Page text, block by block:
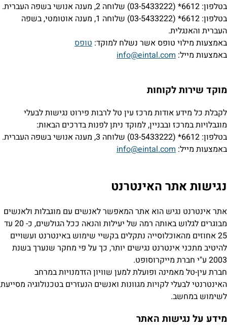
בטלפון: 6612* (03-5433222) שלוחה 2, מענה אנושי בשפה העברית.
בטלפון: 6612* (03-5433222) שלוחה 1, מענה אוטומטי, בשפה
העברית והאנגלית.
באמצעות מילוי טופס אשר נשלח למוקד: טופס
באמצעות מייל: info@eintal.com
מוקד שירות לקוחות
לקבלת כל מידע אודות מרכז עין טל לרבות פירוט נגישות לבעלי
מוגבלויות במרכז ובבניין, למוקד ניתן לפנות בדרכים הבאות:
בטלפון: 6612* (03-5433222) שלוחה 3, מענה אנושי בשפה העברית.
באמצעות מייל: info@eintal.com
נגישות אתר האינטרנט
אתר אינטרנט נגיש הוא אתר המאפשר לאנשים עם מוגבלות ולאנשים
מבוגרים לגלוש באותה רמה של יעילות והנאה ככל הגולשים, כ- 20 עד
25 אחוזים מהאוכלוסייה נתקלים בקשיי שימוש באינטרנט ועשויים
להיטיב מתכני אינטרנט נגישים יותר, כך על פי מחקר שנערך בשנת
2003 ע"י חברת מייקרוסופט.
חברת עין-טל מאמינה ופועלת למען שוויון הזדמנויות במרחב
האינטרנטי לבעלי לקויות מגוונות ואנשים הנעזרים בטכנולוגיה מסייעת
לשימוש במחשב.
מידע על נגישות האתר